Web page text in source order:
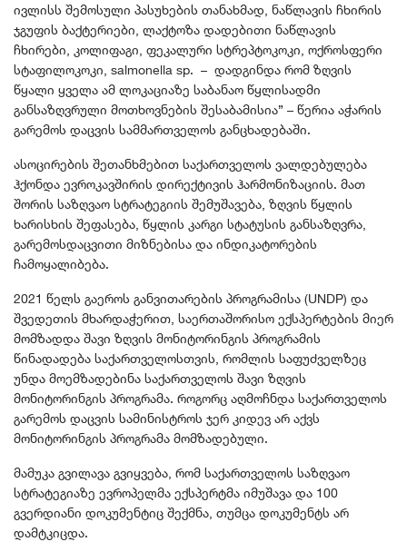
ივლისს შემოსული პასუხების თანახმად, ნაწლავის ჩხირის
ჯგუფის ბაქტერიები, ლაქტოზა დადებითი ნაწლავის
ჩხირები, კოლიფაგი, ფეკალური სტრეპტოკოკი, ოქროსფერი
სტაფილოკოკი, salmonella sp. – დადგინდა რომ ზღვის
წყალი ყველა ამ ლოკაციაზე საბანაო წყლისადმი
განსაზღვრული მოთხოვნების შესაბამისია” – წერია აჭარის
გარემოს დაცვის სამმართველოს განცხადებაში.
ასოცირების შეთანხმებით საქართველოს ვალდებულება
ჰქონდა ევროკავშირის დირექტივის ჰარმონიზაციის. მათ
შორის საზღვაო სტრატეგიის შემუშავება, ზღვის წყლის
ხარისხის შეფასება, წყლის კარგი სტატუსის განსაზღვრა,
გარემოსდაცვითი მიზნებისა და ინდიკატორების
ჩამოყალიბება.
2021 წელს გაეროს განვითარების პროგრამისა (UNDP) და
შვედეთის მხარდაჭერით, საერთაშორისო ექსპერტების მიერ
მომზადდა შავი ზღვის მონიტორინგის პროგრამის
წინადადება საქართველოსთვის, რომლის საფუძველზეც
უნდა მოემზადებინა საქართველოს შავი ზღვის
მონიტორინგის პროგრამა. როგორც აღმოჩნდა საქართველოს
გარემოს დაცვის სამინისტროს ჯერ კიდევ არ აქვს
მონიტორინგის პროგრამა მომზადებული.
მამუკა გვილავა გვიყვება, რომ საქართველოს საზღვაო
სტრატეგიაზე ევროპელმა ექსპერტმა იმუშავა და 100
გვერდიანი დოკუმენტიც შექმნა, თუმცა დოკუმენტს არ
დამტკიცდა.